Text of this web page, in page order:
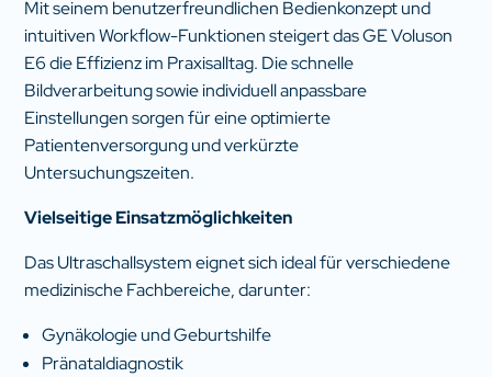
Mit seinem benutzerfreundlichen Bedienkonzept und
intuitiven Workflow-Funktionen steigert das GE Voluson
E6 die Effizienz im Praxisalltag. Die schnelle
Bildverarbeitung sowie individuell anpassbare
Einstellungen sorgen für eine optimierte
Patientenversorgung und verkürzte
Untersuchungszeiten.
Vielseitige Einsatzmöglichkeiten
Das Ultraschallsystem eignet sich ideal für verschiedene
medizinische Fachbereiche, darunter:
Gynäkologie und Geburtshilfe
Pränataldiagnostik